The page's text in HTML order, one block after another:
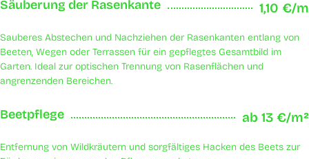
Säuberung der Rasenkante 1,10 €/m
Sauberes Abstechen und Nachziehen der Rasenkanten entlang von
Beeten, Wegen oder Terrassen für ein gepflegtes Gesamtbild im
Garten. Ideal zur optischen Trennung von Rasenflächen und
angrenzenden Bereichen.
Beetpflege ab 13 €/m²
Entfernung von Wildkräutern und sorgfältiges Hacken des Beets zur